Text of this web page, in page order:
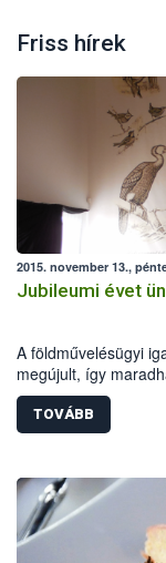
Friss hírek
2015. november 13.,
Jubileumi évet
A földművelésügyi
megújult, így
reményeim szerint
magyar vidék felé
hivatalok
TOVÁBB